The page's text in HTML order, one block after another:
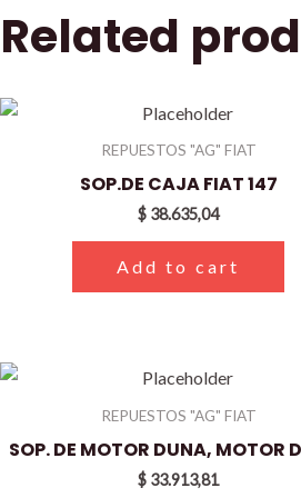
Related
REPUESTOS "AG" FIAT
SOP.DE CAJA FIAT 147
$ 38.635,04
Add to cart
REPUESTOS "AG" FIAT
SOP. DE MOTOR DUNA, MOTOR
$ 33.913,81